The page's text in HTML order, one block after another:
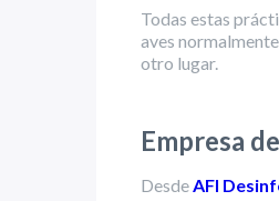
Todas estas
aves
otro lugar.
Empresa
DesdeAFI